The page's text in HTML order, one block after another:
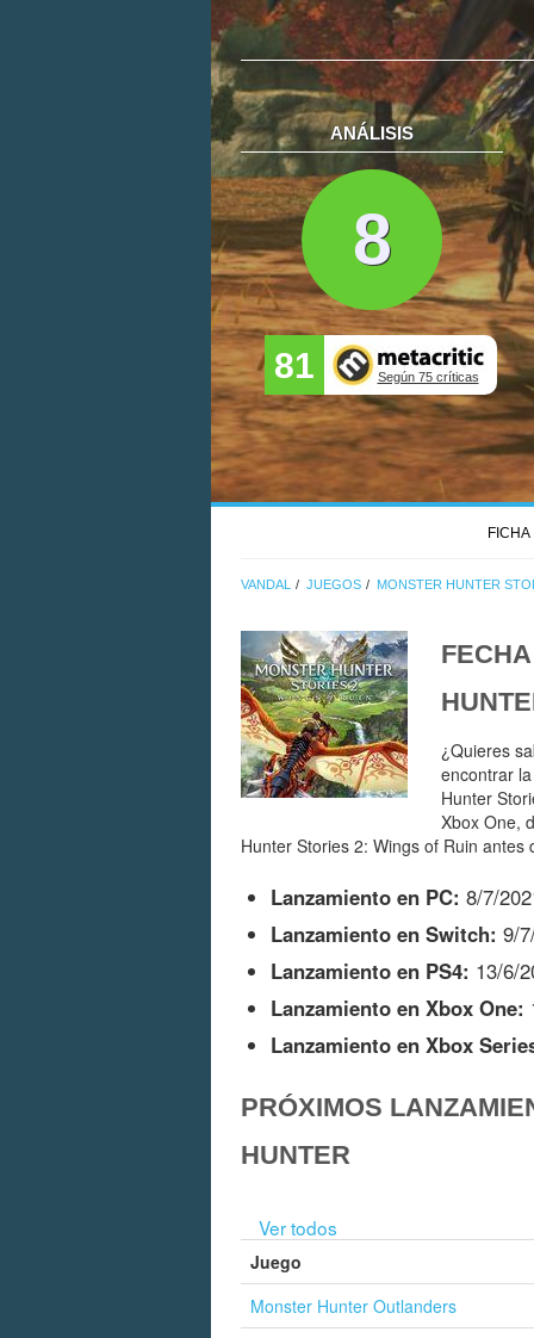
ANÁLISIS
8
81 Según 75 críticas
FICHA
VANDAL JUEGOS MONSTER HUNTER
¿Quieres
encontrar la
Hunter
Xbox One,
Hunter Stories 2: Wings of Ruin
Lanzamiento en PC: 8/7/
Lanzamiento en Switch: 9/
Lanzamiento en PS4: 13/6/
Lanzamiento en Xbox One:
Lanzamiento en Xbox
PRÓXIMOS
HUNTER
Ver todos
Juego
Monster Hunter Outlanders